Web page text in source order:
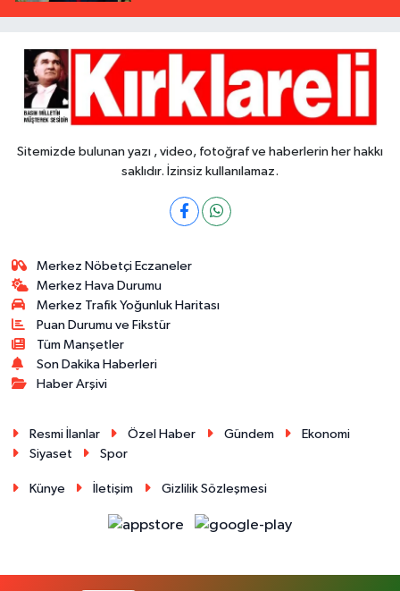
Sitemizde bulunan yazı , video, fotoğraf ve haberlerin her hakkı
saklıdır. İzinsiz kullanılamaz.
Merkez Nöbetçi Eczaneler
Merkez Hava Durumu
Merkez Trafik Yoğunluk Haritası
Puan Durumu ve Fikstür
Tüm Manşetler
Son Dakika Haberleri
Haber Arşivi
Resmi İlanlar Özel Haber Gündem
Ekonomi
Siyaset
Spor
Künye İletişim Gizlilik Sözleşmesi